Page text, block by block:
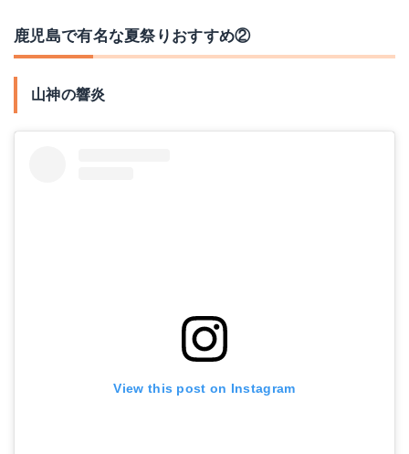
鹿児島で有名な夏祭りおすすめ②
山神の響炎
View this post on Instagram